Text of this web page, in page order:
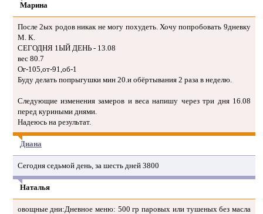
Марина
После 2ых родов никак не могу похудеть. Хочу попробовать 9дневку
М. К.
СЕГОДНЯ 1ЫЙ ДЕНЬ - 13.08
вес 80.7
Ог-105,от-91,об-1
Буду делать попрыгушки мин 20.и обёртывания 2 раза в неделю.
Следующие изменения замеров и веса напишу через три дня 16.08
перед куриными днями.
Надеюсь на результат.
Диана
Сегодня седьмой день, за шесть дней 3800
Наталья
овощные дни:Дневное меню: 500 гр паровых или тушеных без масла